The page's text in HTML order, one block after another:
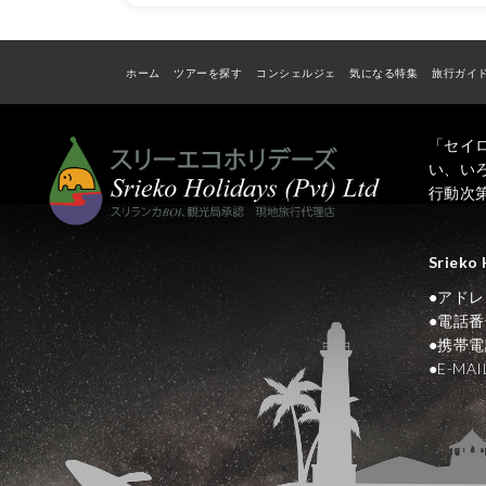
ホーム ツアーを探す コンシェルジェ 気になる特集 旅行ガイ
「セ
い、い
行動
Srieko
●アド
●電話
●携帯
●E-